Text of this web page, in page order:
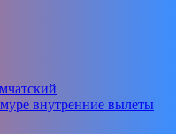
внутренние вылеты